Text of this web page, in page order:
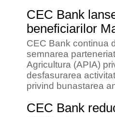
CEC Bank
beneficiarilor
CEC Bank continua
semnarea
Agricultura (APIA)
desfasurarea
privind bunastarea
CEC Bank